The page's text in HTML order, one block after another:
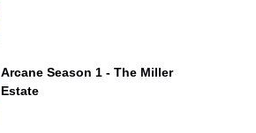
Arcane Season 1 - The Miller
Estate